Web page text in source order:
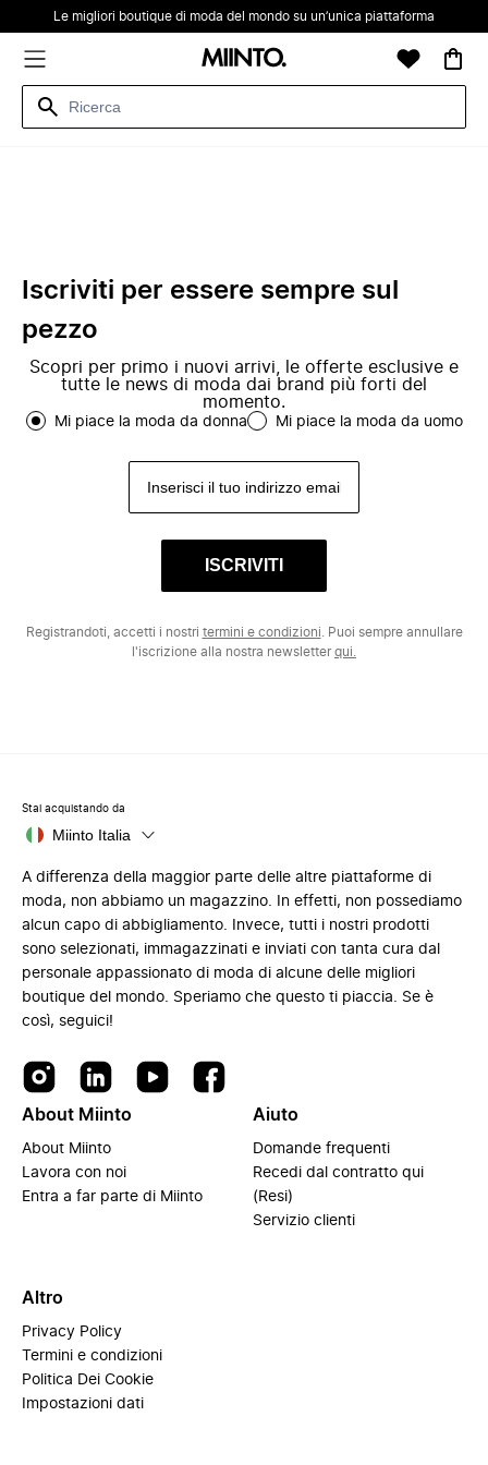
Le migliori boutique di moda del mondo su un’unica piattaforma
Iscriviti per essere sempre sul
pezzo
Scopri per primo i nuovi arrivi, le offerte esclusive e
tutte le news di moda dai brand più forti del
momento.
Mi piace la moda da donna Mi piace la moda da uomo
ISCRIVITI
Registrandoti, accetti i nostri termini e condizioni . Puoi sempre annullare
l'iscrizione alla nostra newsletterqui.
Stai acquistando da
Miinto Italia
A differenza della maggior parte delle altre piattaforme di
moda, non abbiamo un magazzino. In effetti, non possediamo
alcun capo di abbigliamento. Invece, tutti i nostri prodotti
sono selezionati, immagazzinati e inviati con tanta cura dal
personale appassionato di moda di alcune delle migliori
boutique del mondo. Speriamo che questo ti piaccia. Se è
così, seguici!
About Miinto
About Miinto
Lavora con noi
Entra a far parte di Miinto
Aiuto
Domande frequenti
Recedi dal contratto qui
(Resi)
Servizio clienti
Altro
Privacy Policy
Termini e condizioni
Politica Dei Cookie
Impostazioni dati